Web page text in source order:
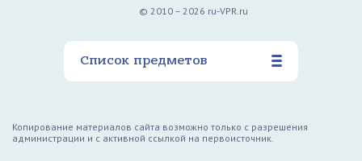
© 2010 – 2026 ru-VPR.ru
Список предметов
Копирование материалов сайта возможно только с разрешения
администрации и с активной ссылкой на первоисточник.